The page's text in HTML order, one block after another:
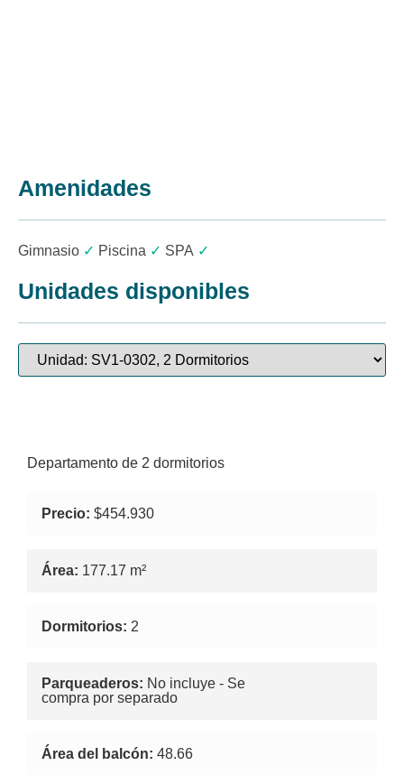
Amenidades
Gimnasio ✓ Piscina ✓ SPA ✓
Unidades disponibles
Departamento de 2 dormitorios
Precio: $454.930
Área: 177.17 m²
Dormitorios: 2
Parqueaderos: No incluye - Se
compra por separado
Área del balcón: 48.66